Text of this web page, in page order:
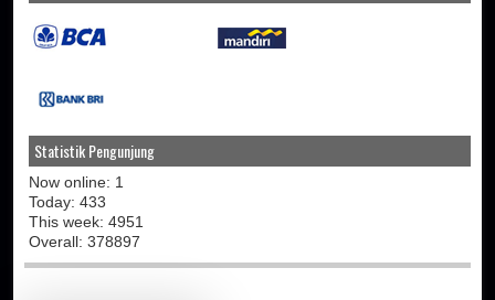
Statistik Pengunjung
Now online: 1
Today: 433
This week: 4951
Overall: 378897